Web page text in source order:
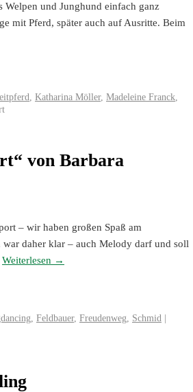
Welpen und Junghund einfach ganz
mit Pferd, später auch auf Ausritte. Beim
, Katharina Möller, Madeleine Franck,
von Barbara
– wir haben großen Spaß am
daher klar – auch Melody darf und soll
Weiterlesen →
, Feldbauer, Freudenweg, Schmid